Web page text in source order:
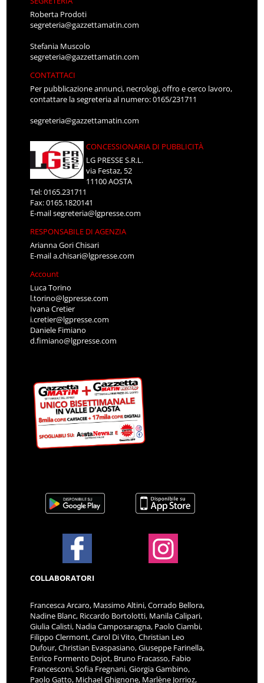
Roberta Prodoti
segreteria@gazzettamatin.com
Stefania Muscolo
segreteria@gazzettamatin.com
CONTATTACI
Per pubblicazione annunci, necrologi, offro e cerco lavoro,
contattare la segreteria al numero: 0165/231711
segreteria@gazzettamatin.com
CONCESSIONARIA DI PUBBLICITÀ
LG PRESSE S.R.L.
via Festaz, 52
11100 AOSTA
Tel: 0165.231711
Fax: 0165.1820141
E-mailsegreteria@lgpresse.com
RESPONSABILE DI AGENZIA
Arianna Gori Chisari
E-maila.chisari@lgpresse.com
Account
Luca Torino
l.torino@lgpresse.com
Ivana Cretier
i.cretier@lgpresse.com
Daniele Fimiano
d.fimiano@lgpresse.com
COLLABORATORI
Francesca Arcaro, Massimo Altini, Corrado Bellora,
Nadine Blanc, Riccardo Bortolotti, Manila Calipari,
Giulia Calisti, Nadia Camposaragna, Paolo Ciambi,
Filippo Clermont, Carol Di Vito, Christian Leo
Dufour, Christian Evaspasiano, Giuseppe Farinella,
Enrico Formento Dojot, Bruno Fracasso, Fabio
Francesconi, Sofia Fregnani, Giorgia Gambino,
Paolo Gatto, Michael Ghignone, Marlène Jorrioz,